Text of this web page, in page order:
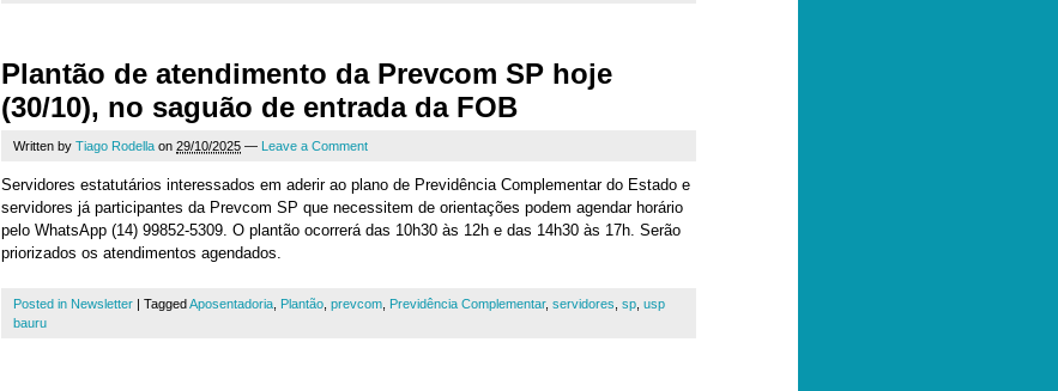
Plantão de atendimento da Prevcom SP hoje
(30/10), no saguão de entrada da FOB
Written by Tiago Rodella on 29/10/2025 — Leave a Comment
Servidores estatutários interessados em aderir ao plano de Previdência Complementar do Estado e
servidores já participantes da Prevcom SP que necessitem de orientações podem agendar horário
pelo WhatsApp (14) 99852-5309. O plantão ocorrerá das 10h30 às 12h e das 14h30 às 17h. Serão
priorizados os atendimentos agendados.
Posted in Newsletter | TaggedAposentadoria Plantão prevcom Previdência Complementar, servidores sp usp
bauru